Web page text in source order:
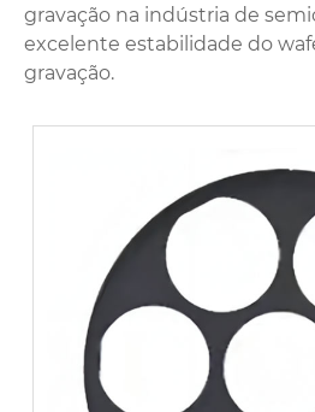
gravação na indústria de
excelente estabilidade do
gravação.